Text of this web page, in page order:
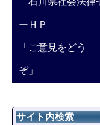
ーＨＰ
「ご意見をどう
ぞ」
サイト内検索